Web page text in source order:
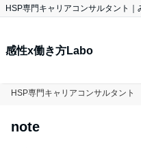
HSP専門キャリアコンサルタント｜
感性x働き方Labo
HSP専門キャリアコンサルタン
note